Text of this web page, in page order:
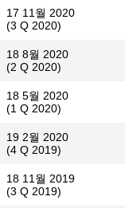
17 11월 2020
(3 Q 2020)
18 8월 2020
(2 Q 2020)
18 5월 2020
(1 Q 2020)
19 2월 2020
(4 Q 2019)
18 11월 2019
(3 Q 2019)